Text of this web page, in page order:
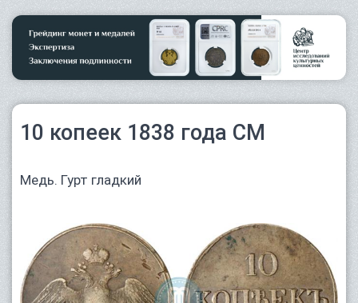
10 копеек 1838 года СМ
Медь. Гурт гладкий